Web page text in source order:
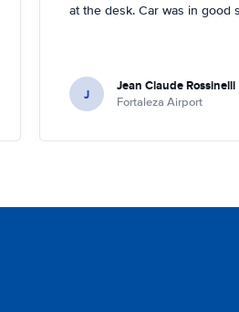
at the desk. Car was in good
J Jean Claude Rossinelli
Fortaleza Airport